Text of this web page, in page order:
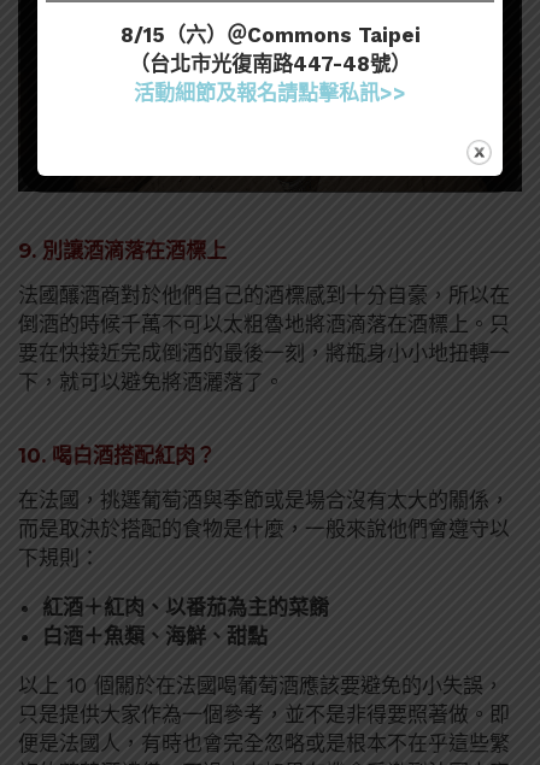
9. 別讓酒滴落在酒標上
法國釀酒商對於他們自己的酒標感到十分自豪，所以在
倒酒的時候千萬不可以太粗魯地將酒滴落在酒標上。只
要在快接近完成倒酒的最後一刻，將瓶身小小地扭轉一
下，就可以避免將酒灑落了。
10. 喝白酒搭配紅肉？
在法國，挑選葡萄酒與季節或是場合沒有太大的關係，
而是取決於搭配的食物是什麼，一般來說他們會遵守以
下規則：
紅酒＋紅肉、以番茄為主的菜餚
白酒＋魚類、海鮮、甜點
以上 10 個關於在法國喝葡萄酒應該要避免的小失誤，
只是提供大家作為一個參考，並不是非得要照著做。即
便是法國人，有時也會完全忽略或是根本不在乎這些繁
8/15（六）＠Commons Taipei
（台北市光復南路447-48號）
活動細節及報名請點擊私訊>>